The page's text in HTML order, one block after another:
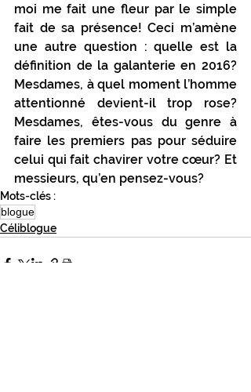
moi me fait une fleur par le simple
fait de sa présence! Ceci m’amène
une autre question : quelle est la
définition de la galanterie en 2016?
Mesdames, à quel moment l’homme
attentionné devient-il trop rose?
Mesdames, êtes-vous du genre à
faire les premiers pas pour séduire
celui qui fait chavirer votre cœur? Et
messieurs, qu’en pensez-vous?
Mots-clés :
blogue
Céliblogue